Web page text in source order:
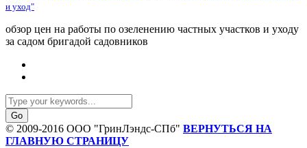
и уход"
обзор цен на работы по озеленению частных участков и уходу
за садом бригадой садовников
© 2009-2016 ООО "ГринЛэндс-СПб" ВЕРНУТЬСЯ НА
ГЛАВНУЮ СТРАНИЦУ